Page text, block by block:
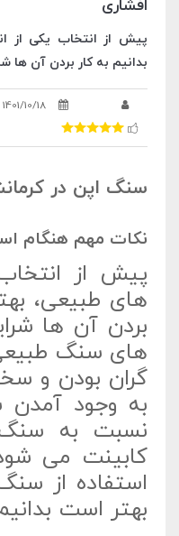
افشاری
پیش از انتخاب یکی از
بدانیم به کار بردن آن ها
1401/10/18
سنگ اپن در
نکات مهم هنگام
پیش از
های طبیعی،
بردن آن ها
های سنگ
گران بودن و
به وجود
نسبت به
کابینت می
استفاده از
بهتر است